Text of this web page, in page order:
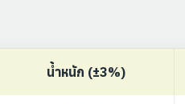
น้ำหนัก (±3%)